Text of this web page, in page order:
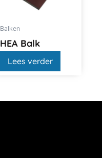
Balken
HEA Balk
Lees verder